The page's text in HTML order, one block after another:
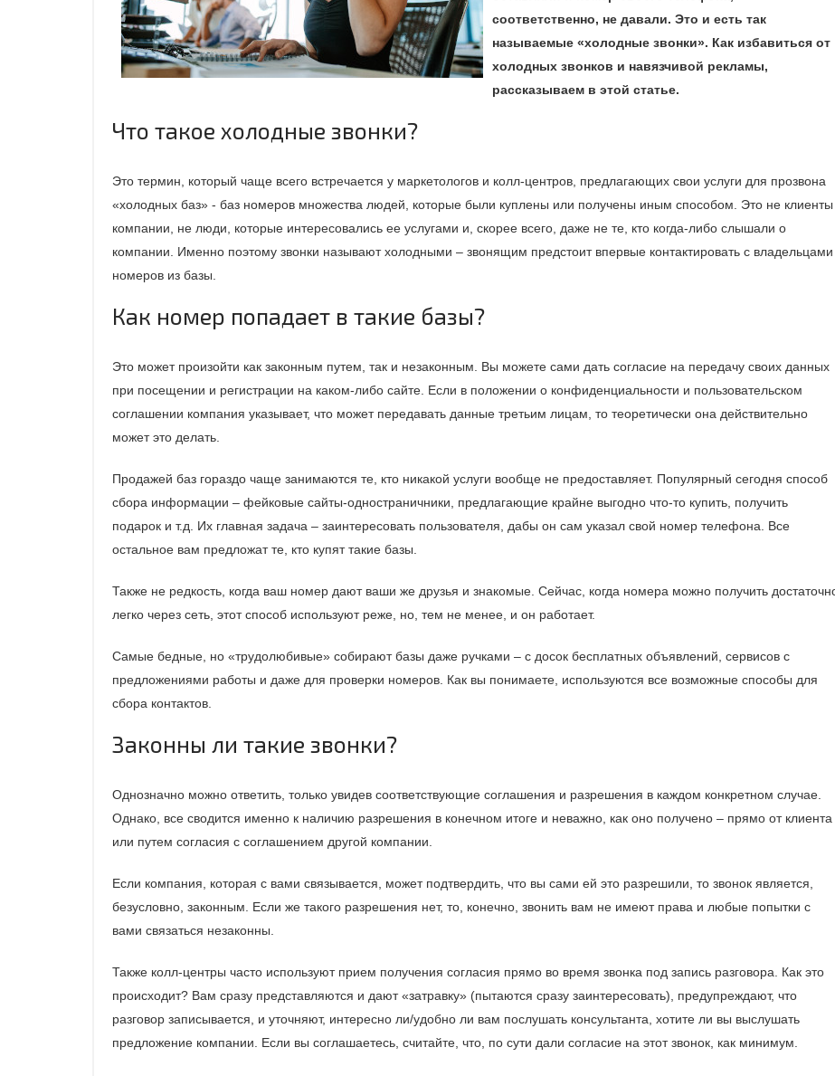
соответственно, не давали. Это и есть так
называемые «холодные звонки». Как избавиться от
холодных звонков и навязчивой рекламы,
рассказываем в этой статье.
Что такое холодные звонки?
Это термин, который чаще всего встречается у маркетологов и колл-центров, предлагающих свои услуги для прозвона
«холодных баз» - баз номеров множества людей, которые были куплены или получены иным способом. Это не клиенты
компании, не люди, которые интересовались ее услугами и, скорее всего, даже не те, кто когда-либо слышали о
компании. Именно поэтому звонки называют холодными – звонящим предстоит впервые контактировать с владельцами
номеров из базы.
Как номер попадает в такие базы?
Это может произойти как законным путем, так и незаконным. Вы можете сами дать согласие на передачу своих данных
при посещении и регистрации на каком-либо сайте. Если в положении о конфиденциальности и пользовательском
соглашении компания указывает, что может передавать данные третьим лицам, то теоретически она действительно
может это делать.
Продажей баз гораздо чаще занимаются те, кто никакой услуги вообще не предоставляет. Популярный сегодня способ
сбора информации – фейковые сайты-одностраничники, предлагающие крайне выгодно что-то купить, получить
подарок и т.д. Их главная задача – заинтересовать пользователя, дабы он сам указал свой номер телефона. Все
остальное вам предложат те, кто купят такие базы.
Также не редкость, когда ваш номер дают ваши же друзья и знакомые. Сейчас, когда номера можно получить
легко через сеть, этот способ используют реже, но, тем не менее, и он работает.
Самые бедные, но «трудолюбивые» собирают базы даже ручками – с досок бесплатных объявлений, сервисов с
предложениями работы и даже для проверки номеров. Как вы понимаете, используются все возможные способы для
сбора контактов.
Законны ли такие звонки?
Однозначно можно ответить, только увидев соответствующие соглашения и разрешения в каждом конкретном случае.
Однако, все сводится именно к наличию разрешения в конечном итоге и неважно, как оно получено – прямо от клиента
или путем согласия с соглашением другой компании.
Если компания, которая с вами связывается, может подтвердить, что вы сами ей это разрешили, то звонок является,
безусловно, законным. Если же такого разрешения нет, то, конечно, звонить вам не имеют права и любые попытки с
вами связаться незаконны.
Также колл-центры часто используют прием получения согласия прямо во время звонка под запись разговора. Как это
происходит? Вам сразу представляются и дают «затравку» (пытаются сразу заинтересовать), предупреждают, что
разговор записывается, и уточняют, интересно ли/удобно ли вам послушать консультанта, хотите ли вы выслушать
предложение компании. Если вы соглашаетесь, считайте, что, по сути дали согласие на этот звонок, как минимум.